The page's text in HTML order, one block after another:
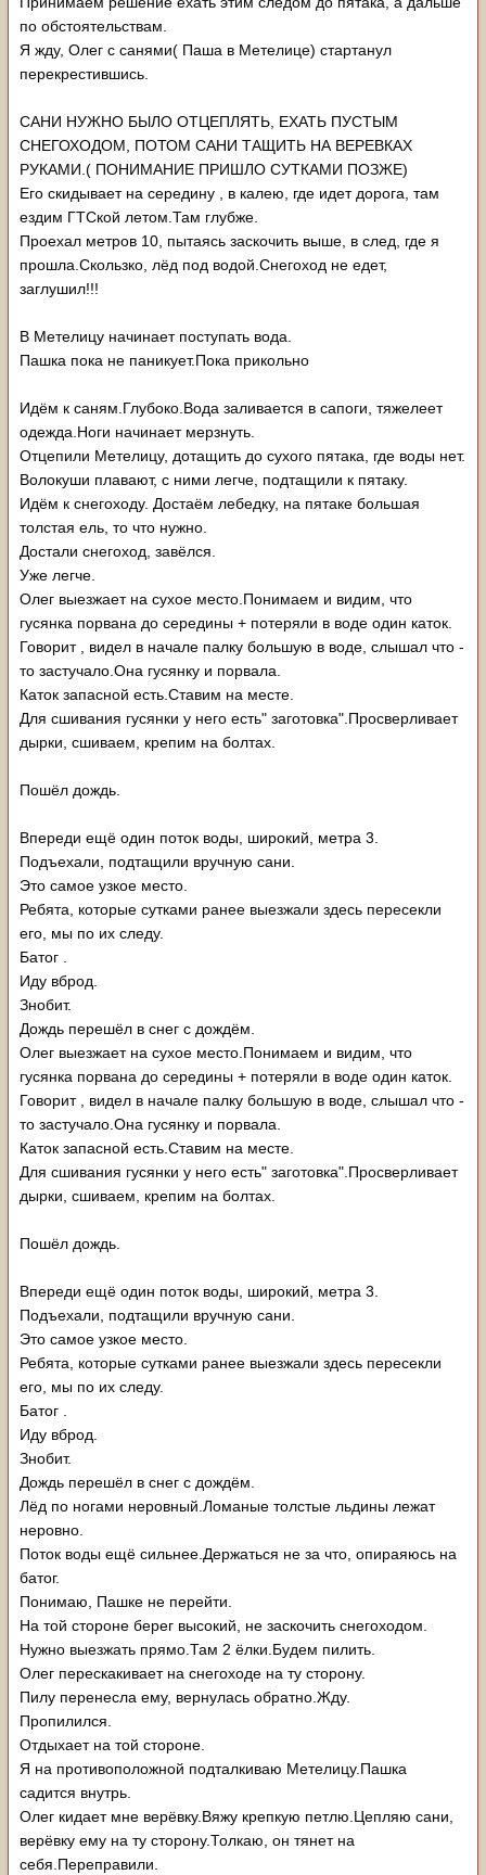
по обстоятельствам.
Я жду, Олег с санями( Паша в Метелице) стартанул
перекрестившись.
САНИ НУЖНО БЫЛО ОТЦЕПЛЯТЬ, ЕХАТЬ ПУСТЫМ
СНЕГОХОДОМ, ПОТОМ САНИ ТАЩИТЬ НА ВЕРЕВКАХ
РУКАМИ.( ПОНИМАНИЕ ПРИШЛО СУТКАМИ ПОЗЖЕ)
Его скидывает на середину , в калею, где идет дорога, там
ездим ГТСкой летом.Там глубже.
Проехал метров 10, пытаясь заскочить выше, в след, где я
прошла.Скользко, лёд под водой.Снегоход не едет,
заглушил!!!
В Метелицу начинает поступать вода.
Пашка пока не паникует.Пока прикольно
Идём к саням.Глубоко.Вода заливается в сапоги, тяжелеет
одежда.Ноги начинает мерзнуть.
Отцепили Метелицу, дотащить до сухого пятака, где воды нет.
Волокуши плавают, с ними легче, подтащили к пятаку.
Идём к снегоходу. Достаём лебедку, на пятаке большая
толстая ель, то что нужно.
Достали снегоход, завёлся.
Уже легче.
Олег выезжает на сухое место.Понимаем и видим, что
гусянка порвана до середины + потеряли в воде один каток.
Говорит , видел в начале палку большую в воде, слышал что -
то застучало.Она гусянку и порвала.
Каток запасной есть.Ставим на месте.
Для сшивания гусянки у него есть" заготовка".Просверливает
дырки, сшиваем, крепим на болтах.
Пошёл дождь.
Впереди ещё один поток воды, широкий, метра 3.
Подъехали, подтащили вручную сани.
Это самое узкое место.
Ребята, которые сутками ранее выезжали здесь пересекли
его, мы по их следу.
Батог .
Иду вброд.
Знобит.
Дождь перешёл в снег с дождём.
Олег выезжает на сухое место.Понимаем и видим, что
гусянка порвана до середины + потеряли в воде один каток.
Говорит , видел в начале палку большую в воде, слышал что -
то застучало.Она гусянку и порвала.
Каток запасной есть.Ставим на месте.
Для сшивания гусянки у него есть" заготовка".Просверливает
дырки, сшиваем, крепим на болтах.
Пошёл дождь.
Впереди ещё один поток воды, широкий, метра 3.
Подъехали, подтащили вручную сани.
Это самое узкое место.
Ребята, которые сутками ранее выезжали здесь пересекли
его, мы по их следу.
Батог .
Иду вброд.
Знобит.
Дождь перешёл в снег с дождём.
Лёд по ногами неровный.Ломаные толстые льдины лежат
неровно.
Поток воды ещё сильнее.Держаться не за что, опираяюсь на
батог.
Понимаю, Пашке не перейти.
На той стороне берег высокий, не заскочить снегоходом.
Нужно выезжать прямо.Там 2 ёлки.Будем пилить.
Олег перескакивает на снегоходе на ту сторону.
Пилу перенесла ему, вернулась обратно.Жду.
Пропилился.
Отдыхает на той стороне.
Я на противоположной подталкиваю Метелицу.Пашка
садится внутрь.
Олег кидает мне верёвку.Вяжу крепкую петлю.Цепляю сани,
верёвку ему на ту сторону.Толкаю, он тянет на
себя.Переправили.